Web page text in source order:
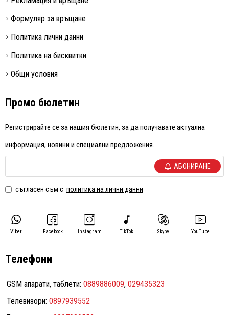
Формуляр за връщане
Политика лични данни
Политика на бисквитки
Общи условия
Промо бюлетин
Регистрирайте се за нашия бюлетин, за да получавате актуална
информация, новини и специални предложения.
АБОНИРАНЕ
съгласен съм с политика на лични данни
Viber Facebook Instagram TikTok Skype YouTube
Телефони
GSM апарати, таблети: 0889886009, 029435323
Телевизори: 0897939552